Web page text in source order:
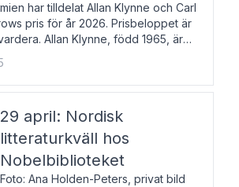
har tilldelat Allan Klynne och Carl
pris för år 2026. Prisbeloppet är
Allan Klynne, född 1965, är
översättare och fil.dr i antikens
Ut
29 april: Nordisk
litteraturkväll hos
Nobelbiblioteket
Foto: Ana Holden-Peters, privat bild